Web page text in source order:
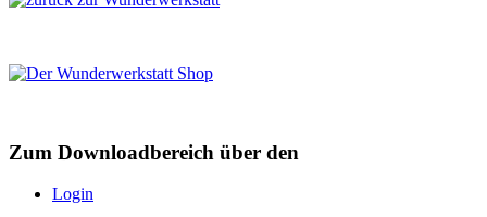
Zum Downloadbereich über den
Login